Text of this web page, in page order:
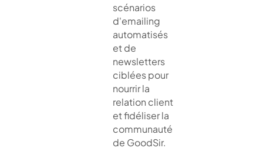
scénarios
d'emailing
automatisés
et de
newsletters
ciblées pour
nourrir la
relation client
et fidéliser la
communauté
de GoodSir.